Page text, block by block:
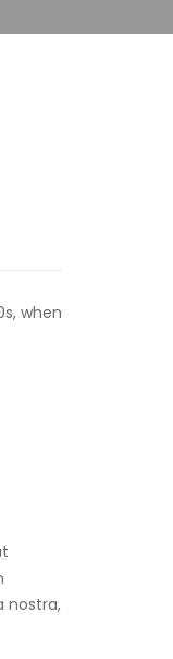
when
nostra,